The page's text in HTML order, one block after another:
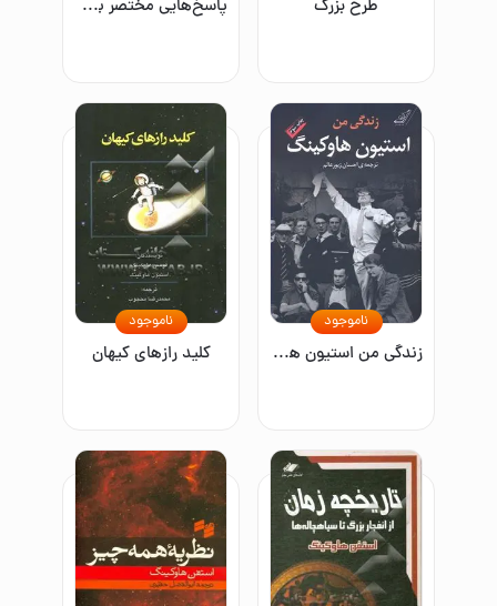
طرح بزرگ پاسخ‌هایی مختصر به پرسش‌هایی بزرگ
زندگی من استیون هاوکینگ
ناموجود
کلید رازهای کیهان
ناموجود